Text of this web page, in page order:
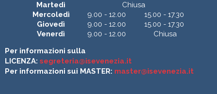
Martedì
Chiusa
Mercoledì
9.00 - 12.00
15.00 - 17.30
Giovedì
9.00 - 12.00
15.00 - 17.30
Venerdì
9.00 - 12.00
Chiusa
Per informazioni sulla
LICENZA: segreteria@isevenezia.it
Per informazioni sui MASTER: master@isevenezia.it